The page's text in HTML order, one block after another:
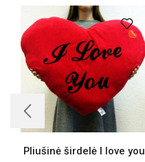
Pliušinė širdelė I love you